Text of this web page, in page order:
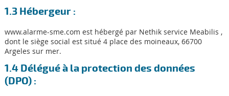
1.3 Hébergeur :
www.alarme-sme.com est hébergé par Nethik service Meabilis ,
dont le siège social est situé 4 place des moineaux, 66700
Argeles sur mer.
1.4 Délégué à la protection des données
(DPO) :